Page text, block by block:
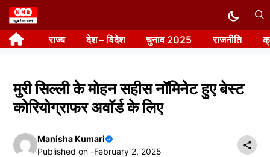
Skip
to
content राज्य देश – विदेश चुनाव 2025 राजनीति
मुरी सिल्ली के मोहन सहीस नॉमिनेट हुए बेस्ट
कोरियोग्राफर अवॉर्ड के लिए
Manisha Kumari
Published on -February 2, 2025